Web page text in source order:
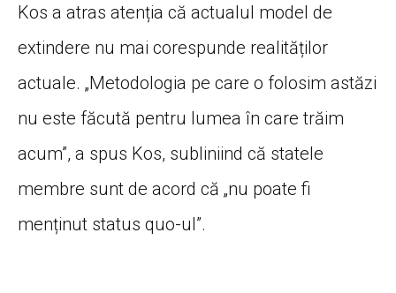
Kos a atras atenția că actualul model de
extindere nu mai corespunde realităților
actuale. „Metodologia pe care o folosim astăzi
nu este făcută pentru lumea în care trăim
acum”, a spus Kos, subliniind că statele
membre sunt de acord că „nu poate fi
menținut status quo-ul”.